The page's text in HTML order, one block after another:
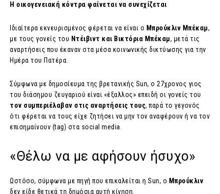
Η οικογενειακή κόντρα φαίνεται να συνεχίζεται
Ιδιαίτερα εκνευρισμένος φέρεται να είναι ο Μπρούκλιν Μπέκαμ,
με τους γονείς του Ντέιβιντ και Βικτόρια Μπέκαμ, μετά τις
αναρτήσεις που έκαναν στα μέσα κοινωνικής δικτύωσης για την
Ημέρα του Πατέρα.
Σύμφωνα με δημοσίευμα της βρετανικής Sun, ο 27χρονος γιος
του διάσημου ζευγαριού είναι «έξαλλος» επειδή οι γονείς του
τον συμπεριέλαβαν στις αναρτήσεις τους, παρά το γεγονός
ότι φέρεται να τους είχε ζητήσει να μην τον αναφέρουν ή να τον
επισημαίνουν (tag) στα social media.
«Θέλω να με αφήσουν ήσυχο»
Ωστόσο, σύμφωνα με πηγή που επικαλείται η Sun, ο Μπρούκλιν
δεν είδε θετικά τη δημόσια αυτή κίνηση.